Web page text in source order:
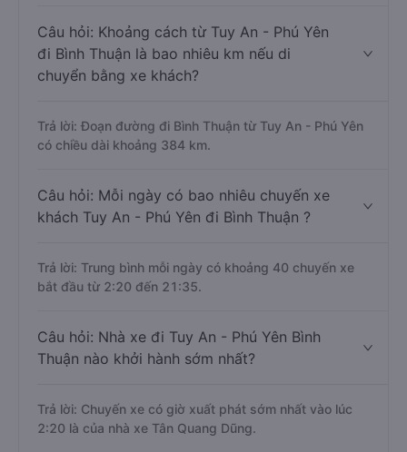
Câu hỏi: Khoảng cách từ Tuy An - Phú Yên
đi Bình Thuận là bao nhiêu km nếu di
chuyển bằng xe khách?
Trả lời: Đoạn đường đi Bình Thuận từ Tuy An - Phú Yên
có chiều dài khoảng 384 km.
Câu hỏi: Mỗi ngày có bao nhiêu chuyến xe
khách Tuy An - Phú Yên đi Bình Thuận ?
Trả lời: Trung bình mỗi ngày có khoảng 40 chuyến xe
bắt đầu từ 2:20 đến 21:35.
Câu hỏi: Nhà xe đi Tuy An - Phú Yên Bình
Thuận nào khởi hành sớm nhất?
Trả lời: Chuyến xe có giờ xuất phát sớm nhất vào lúc
2:20 là của nhà xe Tân Quang Dũng.